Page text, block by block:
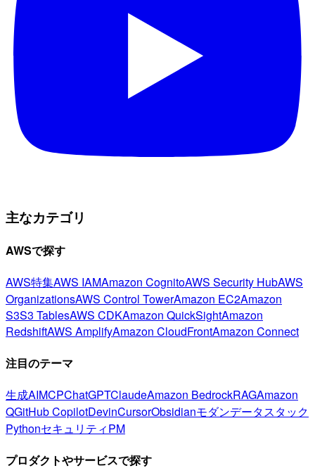
主なカテゴリ
AWSで探す
AWS特集AWS IAMAmazon CognitoAWS Security HubAWS
OrganizationsAWS Control TowerAmazon EC2Amazon
S3S3 TablesAWS CDKAmazon QuickSightAmazon
RedshiftAWS AmplifyAmazon CloudFrontAmazon Connect
注目のテーマ
生成AIMCPChatGPTClaudeAmazon BedrockRAGAmazon
QGitHub CopilotDevinCursorObsidianモダンデータスタック
PythonセキュリティPM
プロダクトやサービスで探す